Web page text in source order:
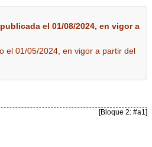
el 01/08/2024, en vigor a
el 01/05/2024, en vigor a partir del
[Bloque 2: #a1]